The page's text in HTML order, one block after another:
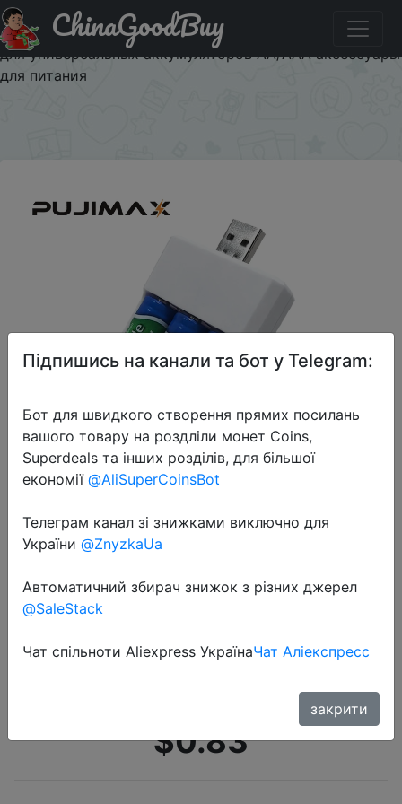
Купити на розпродажі PUJIMAX 3 Solts зарядное
устройство адаптер USB вилка зарядное устройство
для универсальных аккумуляторов AA/AAA аксессуары
для питания
ChinaGoodBuy
2020-09-19
устройство адаптер USB вилка
зарядное устройство для
универсальных аккумуляторов
AA/AAA аксессуары для питания
$0.83
Підпишись на канали та бот у Telegram:
Бот для швидкого створення прямих посилань
вашого товару на роздліли монет Coins,
Superdeals та інших розділів, для більшої
економії @AliSuperCoinsBot
Телеграм канал зі знижками виключно для
України @ZnyzkaUa
Автоматичний збирач знижок з різних джерел
@SaleStack
Чат спільноти Aliexpress УкраїнаЧат Аліекспресс
закрити